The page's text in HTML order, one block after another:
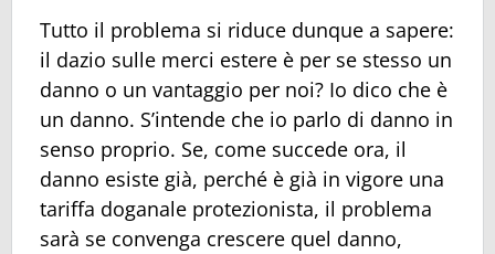
Tutto il problema si riduce dunque a sapere:
il dazio sulle merci estere è per se stesso un
danno o un vantaggio per noi? Io dico che è
un danno. S’intende che io parlo di danno in
senso proprio. Se, come succede ora, il
danno esiste già, perché è già in vigore una
tariffa doganale protezionista, il problema
sarà se convenga crescere quel danno,